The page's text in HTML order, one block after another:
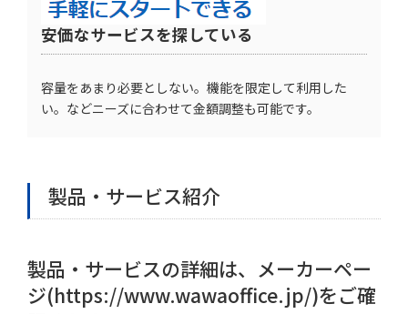
安価なサービスを探している
容量をあまり必要としない。機能を限定して利用した
い。などニーズに合わせて金額調整も可能です。
製品・サービス紹介
製品・サービスの詳細は、メーカーペー
ジ(https://www.wawaoffice.jp/)をご確